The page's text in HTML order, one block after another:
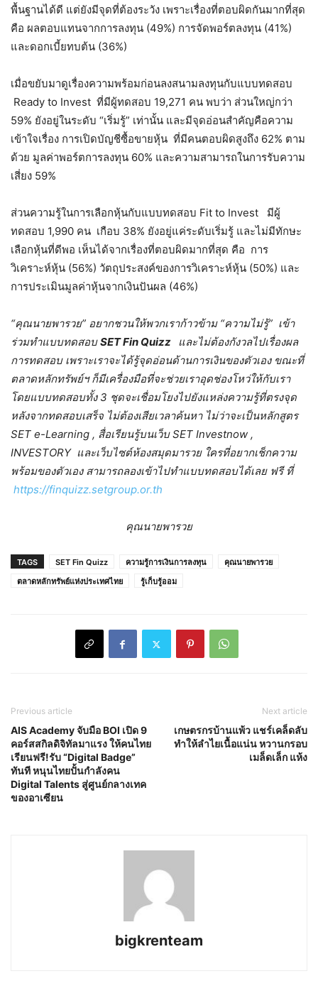
พื้นฐานได้ดี แต่ยังมีจุดที่ต้องระวัง เพราะเรื่องที่ตอบผิดกันมากที่สุด
คือ ผลตอบแทนจากการลงทุน (49%) การจัดพอร์ตลงทุน (41%)
และดอกเบี้ยทบต้น (36%)
เมื่อขยับมาดูเรื่องความพร้อมก่อนลงสนามลงทุนกับแบบทดสอบ
Ready to Invest ที่มีผู้ทดสอบ 19,271 คน พบว่า ส่วนใหญ่กว่า
59% ยังอยู่ในระดับ “เริ่มรู้” เท่านั้น และมีจุดอ่อนสำคัญคือความ
เข้าใจเรื่อง การเปิดบัญชีซื้อขายหุ้น ที่มีคนตอบผิดสูงถึง 62% ตาม
ด้วย มูลค่าพอร์ตการลงทุน 60% และความสามารถในการรับความ
เสี่ยง 59%
ส่วนความรู้ในการเลือกหุ้นกับแบบทดสอบ Fit to Invest มีผู้
ทดสอบ 1,990 คน เกือบ 38% ยังอยู่แค่ระดับเริ่มรู้ และไม่มีทักษะ
เลือกหุ้นที่ดีพอ เห็นได้จากเรื่องที่ตอบผิดมากที่สุด คือ การ
วิเคราะห์หุ้น (56%) วัตถุประสงค์ของการวิเคราะห์หุ้น (50%) และ
การประเมินมูลค่าหุ้นจากเงินปันผล (46%)
“คุณนายพารวย” อยากชวนให้พวกเราก้าวข้าม “ความไม่รู้” เข้า
ร่วมทำแบบทดสอบSET Fin Quizz และไม่ต้องกังวลไปเรื่องผล
การทดสอบ เพราะเราจะได้รู้จุดอ่อนด้านการเงินของตัวเอง ขณะที่
ตลาดหลักทรัพย์ฯ ก็มีเครื่องมือที่จะช่วยเราอุดช่องโหว่ให้กับเรา
โดยแบบทดสอบทั้ง 3 ชุดจะเชื่อมโยงไปยังแหล่งความรู้ที่ตรงจุด
หลังจากทดสอบเสร็จ ไม่ต้องเสียเวลาค้นหา ไม่ว่าจะเป็นหลักสูตร
SET e-Learning , สื่อเรียนรู้บนเว็บ SET Investnow ,
INVESTORY และเว็บไซต์ห้องสมุดมารวย ใครที่อยากเช็กความ
พร้อมของตัวเอง สามารถลองเข้าไปทำแบบทดสอบได้เลย ฟรีที่
https://finquizz.setgroup.or.th
คุณนายพารวย
TAGS SET Fin Quizz ความรู้การเงินการลงทุน
คุณนายพารวย
ตลาดหลักทรัพย์แห่งประเทศไทย
รู้เก็บรู้ออม
Previous article
AIS Academy จับมือ BOI เปิด 9
คอร์สสกิลดิจิทัลมาแรง ให้คนไทย
เรียนฟรี!รับ “Digital Badge”
ทันที หนุนไทยปั้นกำลังคน
Digital Talents สู่ศูนย์กลางเทค
ของอาเซียน
Next article
เกษตรกรบ้านแพ้ว แชร์เคล็ดลับ
ทำให้ลำไยเนื้อแน่น หวานกรอบ
เมล็ดเล็ก แห้ง
bigkrenteam